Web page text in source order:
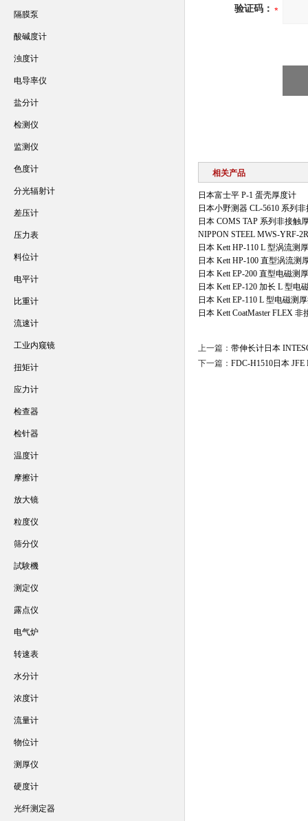
验证码：
相关产品
日本富士平 P-1 蛋壳厚度计
日本小野测器 CL-5610 系列
日本 COMS TAP 系列非接触
NIPPON STEEL MWS-YRF-
日本 Kett HP-110 L 型涡流测
日本 Kett HP-100 直型涡流测
日本 Kett EP-200 直型电磁测
日本 Kett EP-120 加长 L 型电
日本 Kett EP-110 L 型电磁测
日本 Kett CoatMaster FLEX 非
上一篇： 带伸长计日本
下一篇： FDC-H1510日本
隔膜泵
酸碱度计
浊度计
电导率仪
盐分计
检测仪
监测仪
色度计
分光辐射计
差压计
压力表
料位计
电平计
比重计
流速计
工业内窥镜
扭矩计
应力计
检查器
检针器
温度计
摩擦计
放大镜
粒度仪
筛分仪
試験機
测定仪
露点仪
电气炉
转速表
水分计
浓度计
流量计
物位计
测厚仪
硬度计
光纤测定器